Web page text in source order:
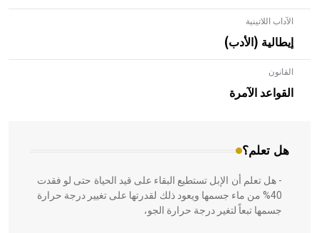
الآداب اللاتينية
إيطالية (الأدب)
القانون
القواعد الآمرة
هل تعلم؟
- هل تعلم أن الأبلق نوع من الفنون الهندسية التي ارتبطت
بالعمارة الإسلامية في بلاد الشام ومصر خاصة، حيث يحرص
المعمار على بناء مداميكه وخاصة في الواجهات
- هل تعلم أن الإبل تستطيع البقاء على قيد الحياة حتى لو فقدت
40% من ماء جسمها ويعود ذلك لقدرتها على تغيير درجة حرارة
جسمها تبعاً لتغير درجة حرارة الجو،